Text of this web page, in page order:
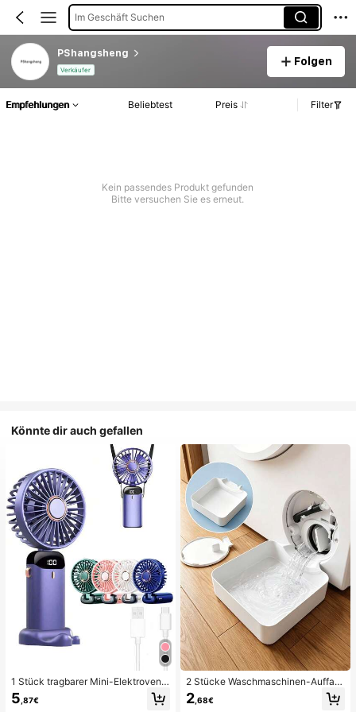
Im Geschäft Suchen
PShangsheng
Verkäufer
Folgen
Empfehlungen Beliebtest Preis Filter
Kein passendes Produkt gefunden
Bitte versuchen Sie es erneut.
Könnte dir auch gefallen
1 Stück tragbarer Mini-Elektroventil
ator, tragbarer USB-aufladbarer Ve
ntilator, Nackenventilator, USB-Ven
5 ,87€
2 Stücke Waschmaschinen-Auffan
gwanne Tropfschale, wasserdichte
Bodenschutzmatte für Waschraum,
2 ,68€